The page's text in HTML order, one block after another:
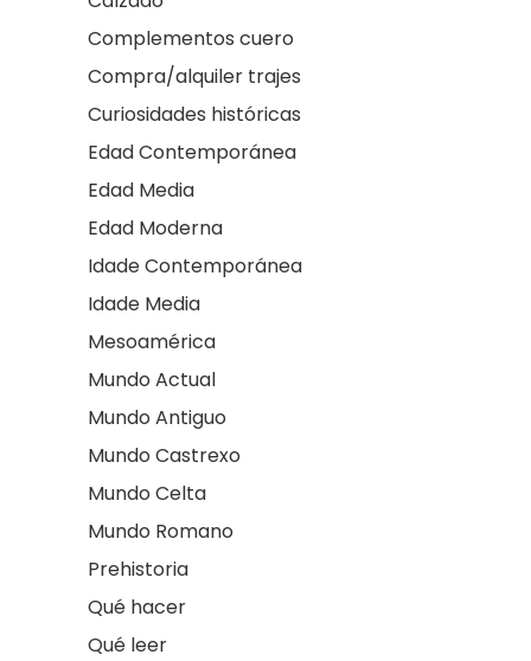
Complementos cuero
Compra/alquiler trajes
Curiosidades históricas
Edad Contemporánea
Edad Media
Edad Moderna
Idade Contemporánea
Idade Media
Mesoamérica
Mundo Actual
Mundo Antiguo
Mundo Castrexo
Mundo Celta
Mundo Romano
Prehistoria
Qué hacer
Qué leer